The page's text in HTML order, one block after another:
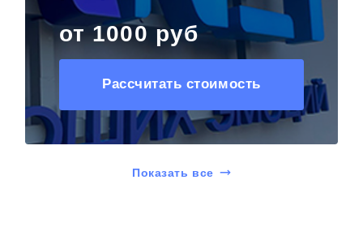
от 1000 руб
Рассчитать стоимость
Показать все